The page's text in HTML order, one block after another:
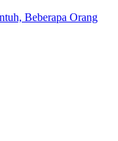
Beberapa Orang